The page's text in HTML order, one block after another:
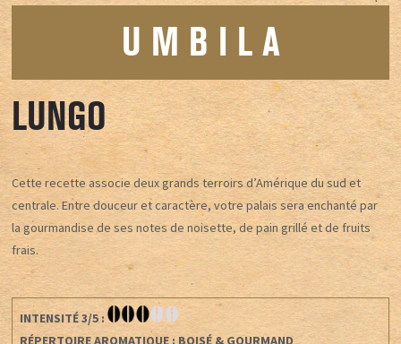
U M B I L A
LUNGO
Cette recette associe deux grands terroirs d’Amérique du sud et
centrale. Entre douceur et caractère, votre palais sera enchanté par
la gourmandise de ses notes de noisette, de pain grillé et de fruits
frais.
INTENSITÉ 3/5 :
RÉPERTOIRE AROMATIQUE : BOISÉ & GOURMAND